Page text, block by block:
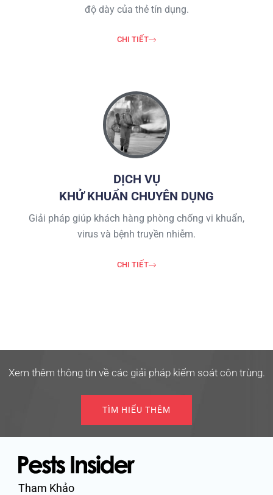
độ dày của thẻ tín dụng.
CHI TIẾT
DỊCH VỤ
KHỬ KHUẨN CHUYÊN DỤNG
Giải pháp giúp khách hàng phòng chống vi khuẩn,
virus và bệnh truyền nhiễm.
CHI TIẾT
Xem thêm thông tin về các giải pháp kiểm soát côn trùng.
TÌM HIỂU THÊM
Tham Khảo